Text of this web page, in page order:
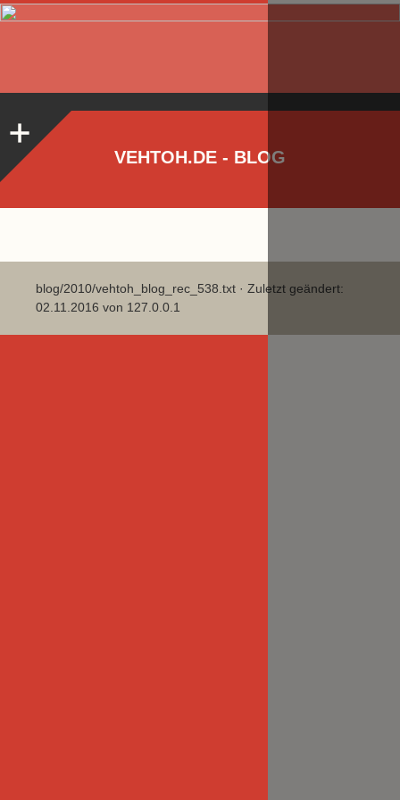
VEHTOH.DE - BLOG
blog/2010/vehtoh_blog_rec_538.txt · Zuletzt geändert:
02.11.2016 von 127.0.0.1